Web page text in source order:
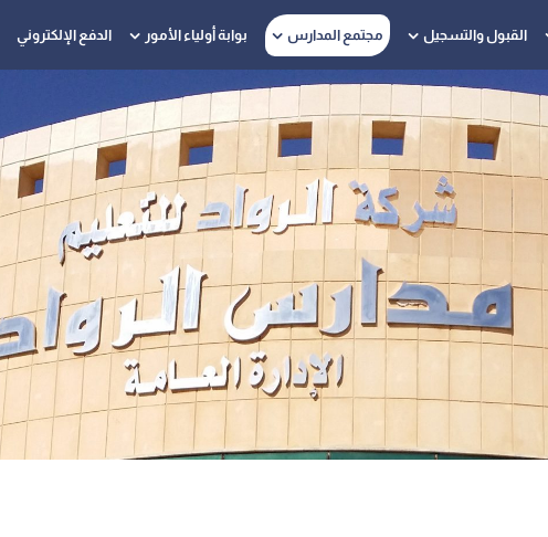
القبول والتسجيل مجتمع المدارس بوابة أولياء الأمور الدفع الإلكتروني